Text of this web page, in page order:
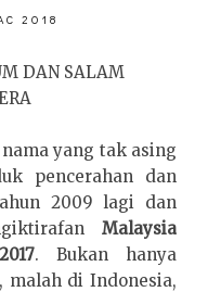
2018
DAN SALAM
yang tak asing
pencerahan dan
2009 lagi dan
Malaysia
. Bukan hanya
malah di Indonesia,